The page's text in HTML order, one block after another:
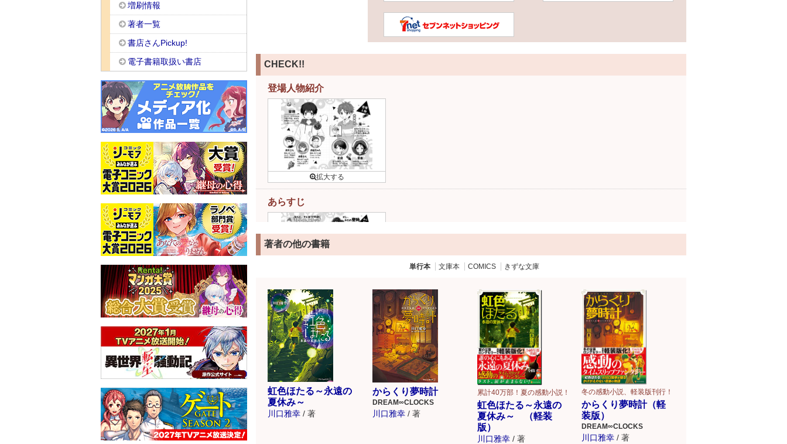
CHECK!!
登場人物紹介
あらすじ
著者の他の書籍
単行本 文庫本 COMICS きずな文庫
虹色ほたる～永遠の
夏休み～
川口雅幸 / 著
からくり夢時計
DREAM∞CLOCKS
川口雅幸 / 著
累計40万部！夏の感動小説！
虹色ほたる～永遠の
夏休み～ （軽装
版）
川口雅幸 / 著
冬の感動小説、軽装版刊行！
からくり夢時計（軽
装版）
DREAM∞CLOCKS
川口雅幸 / 著
増刷情報
著者一覧
書店さんPickup!
電子書籍取扱い書店